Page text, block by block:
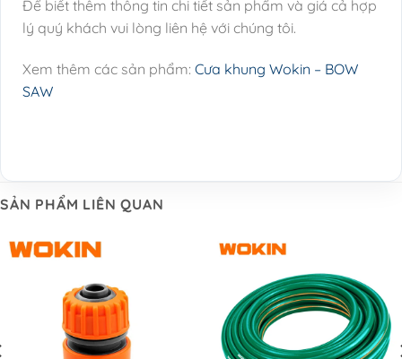
Để biết thêm thông tin chi tiết sản phẩm và giá cả hợp
lý quý khách vui lòng liên hệ với chúng tôi.
Xem thêm các sản phẩm: Cưa khung Wokin – BOW
SAW
SẢN PHẨM LIÊN QUAN